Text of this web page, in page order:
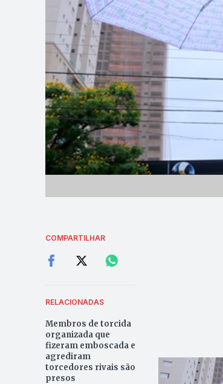
COMPARTILHAR
RELACIONADAS
Membros de torcida
organizada que
fizeram emboscada e
agrediram
torcedores rivais são
presos